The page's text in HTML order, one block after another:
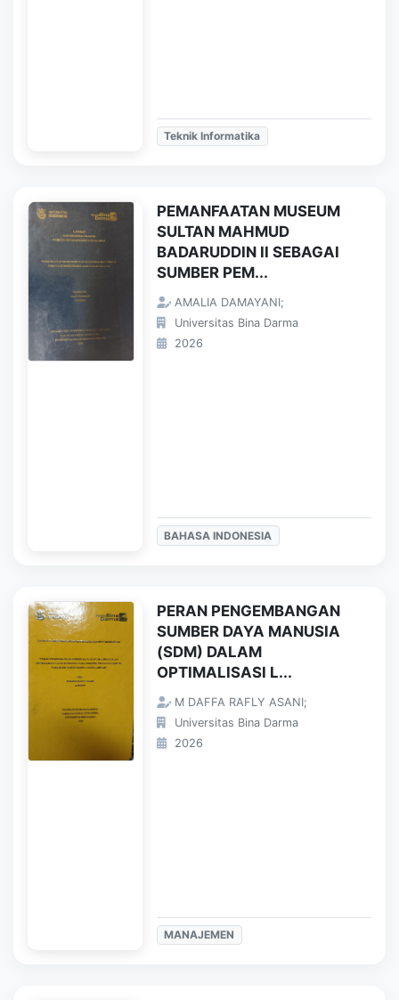
Teknik Informatika
PEMANFAATAN MUSEUM
SULTAN MAHMUD
BADARUDDIN II SEBAGAI
SUMBER PEM...
AMALIA DAMAYANI;
Universitas Bina Darma
2026
BAHASA INDONESIA
PERAN PENGEMBANGAN
SUMBER DAYA MANUSIA
(SDM) DALAM
OPTIMALISASI L...
M DAFFA RAFLY ASANI;
Universitas Bina Darma
2026
MANAJEMEN